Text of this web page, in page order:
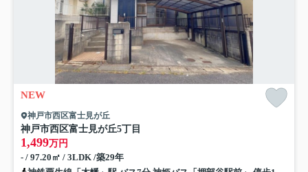
NEW
神戸市西区富士見が丘
神戸市西区富士見が丘5丁目
1,499万円
- / 97.20㎡ / 3LDK /築29年